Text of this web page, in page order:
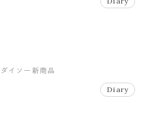
イソー新商品
Diary